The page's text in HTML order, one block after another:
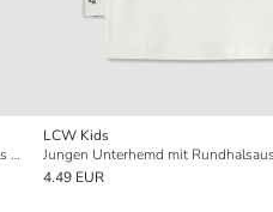
Minecraft Bedruckte Jungen-Boxershorts 3er-Pack
LCW Kids
4.49 EUR